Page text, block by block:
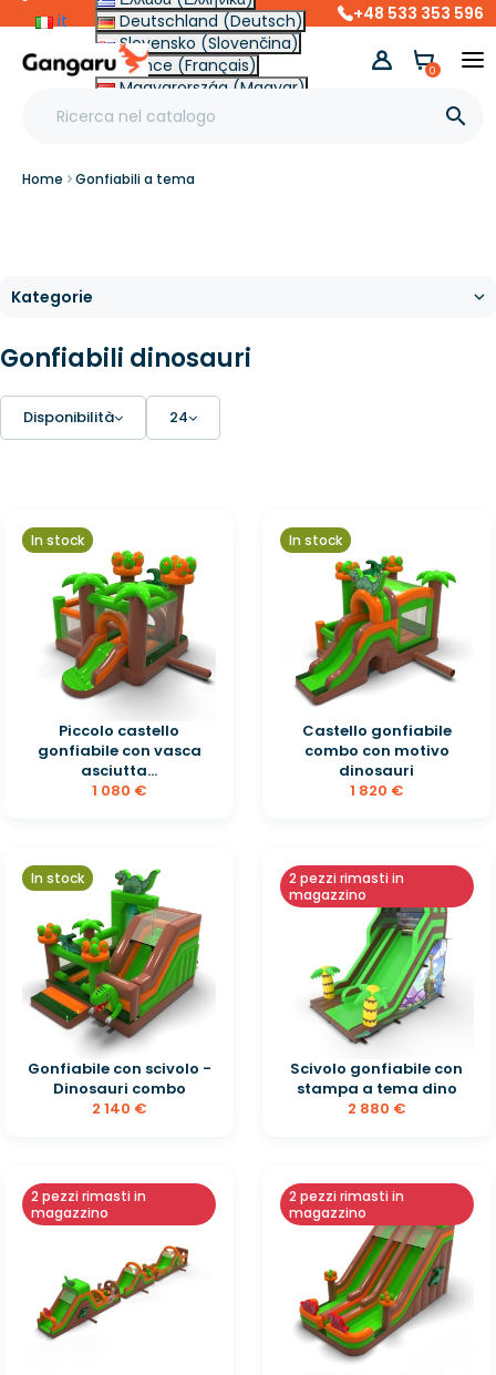
it
Deutschland (Deutsch)
Slovensko (Slovenčina)
France (Français)
Magyarország (Magyar)
Other (English €)
+48 533 353 596

0
Home Gonfiabili a tema
Gonfiabili dinosauri
Disponibilità 24
In stock
Piccolo castello
gonfiabile con vasca
asciutta...
1 080 €
In stock
Castello gonfiabile
combo con motivo
dinosauri
1 820 €
In stock
Gonfiabile con scivolo -
Dinosauri combo
2 140 €
2 pezzi rimasti in
magazzino
Scivolo gonfiabile con
stampa a tema dino
2 880 €
2 pezzi rimasti in
magazzino
2 pezzi rimasti in
magazzino